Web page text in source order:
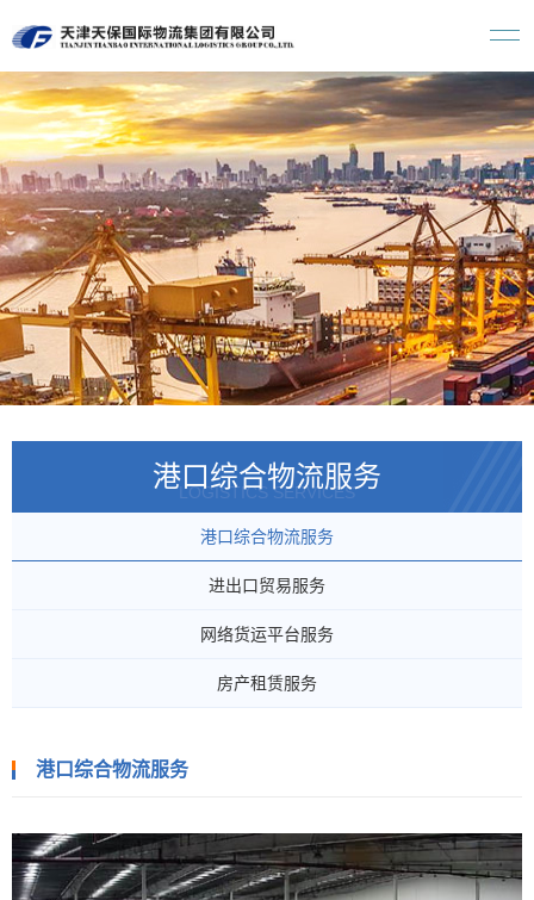
港口综合物流服务
LOGISTICS SERVICES
港口综合物流服务
进出口贸易服务
网络货运平台服务
房产租赁服务
港口综合物流服务